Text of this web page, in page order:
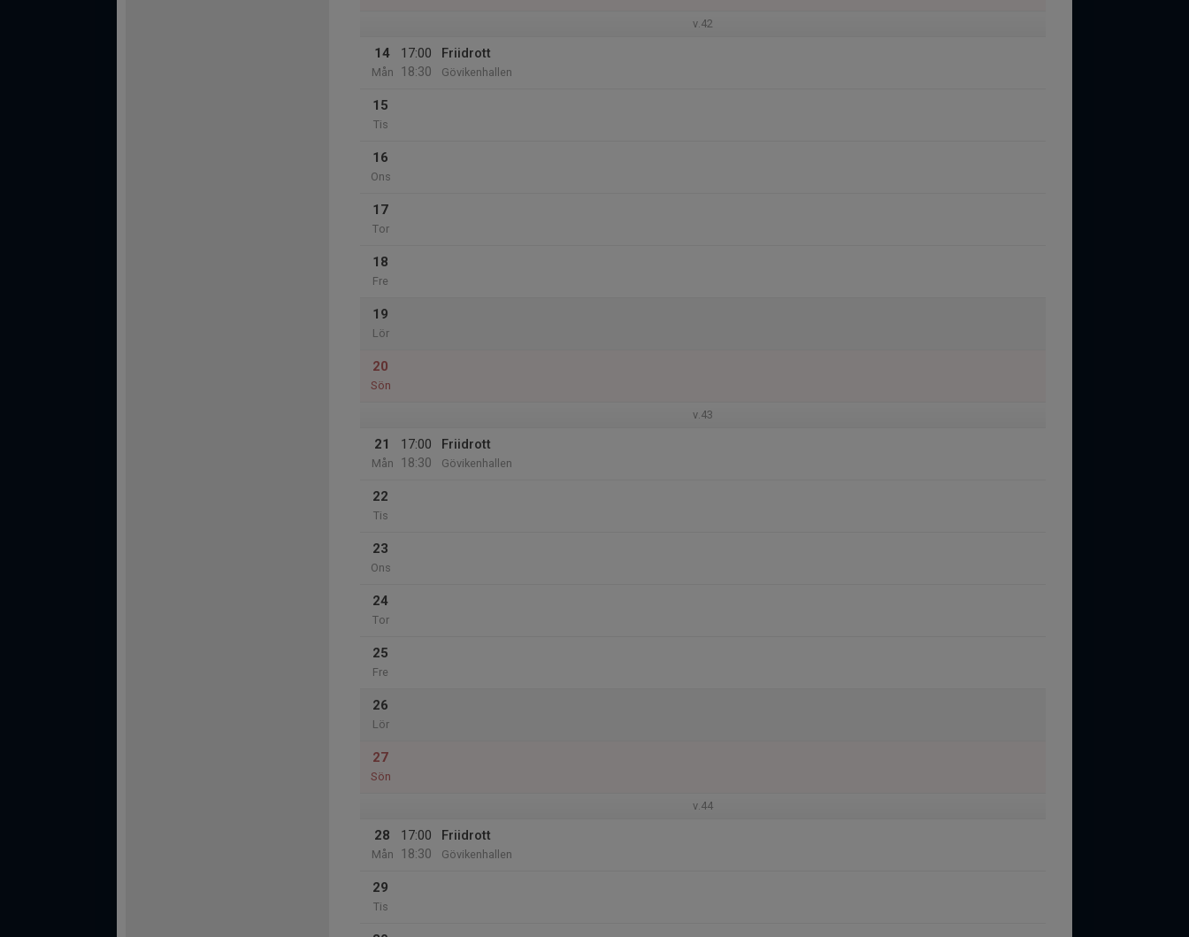
v.42
14
Mån
17:00
18:30
Friidrott
Gövikenhallen
15
Tis
16
Ons
17
Tor
18
Fre
19
Lör
20
Sön
v.43
21
Mån
17:00
18:30
Friidrott
Gövikenhallen
22
Tis
23
Ons
24
Tor
25
Fre
26
Lör
27
Sön
v.44
28
Mån
17:00
18:30
Friidrott
Gövikenhallen
29
Tis